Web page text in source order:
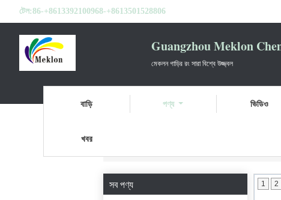
টেল:86-+8613392100968-+8613501528806
Guangzhou Meklon
মেকলন গাড়ির রং সারা বিশ্বে উজ্জ্বল
বাড়ি পণ্য ভিডিও
খবর
সব পণ্য 1 2